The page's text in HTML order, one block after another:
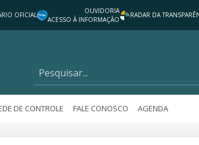
OFICIAL
OUVIDORIA
ACESSO À INFORMAÇÃO
RADAR DA
DE CONTROLE FALE CONOSCO AGENDA